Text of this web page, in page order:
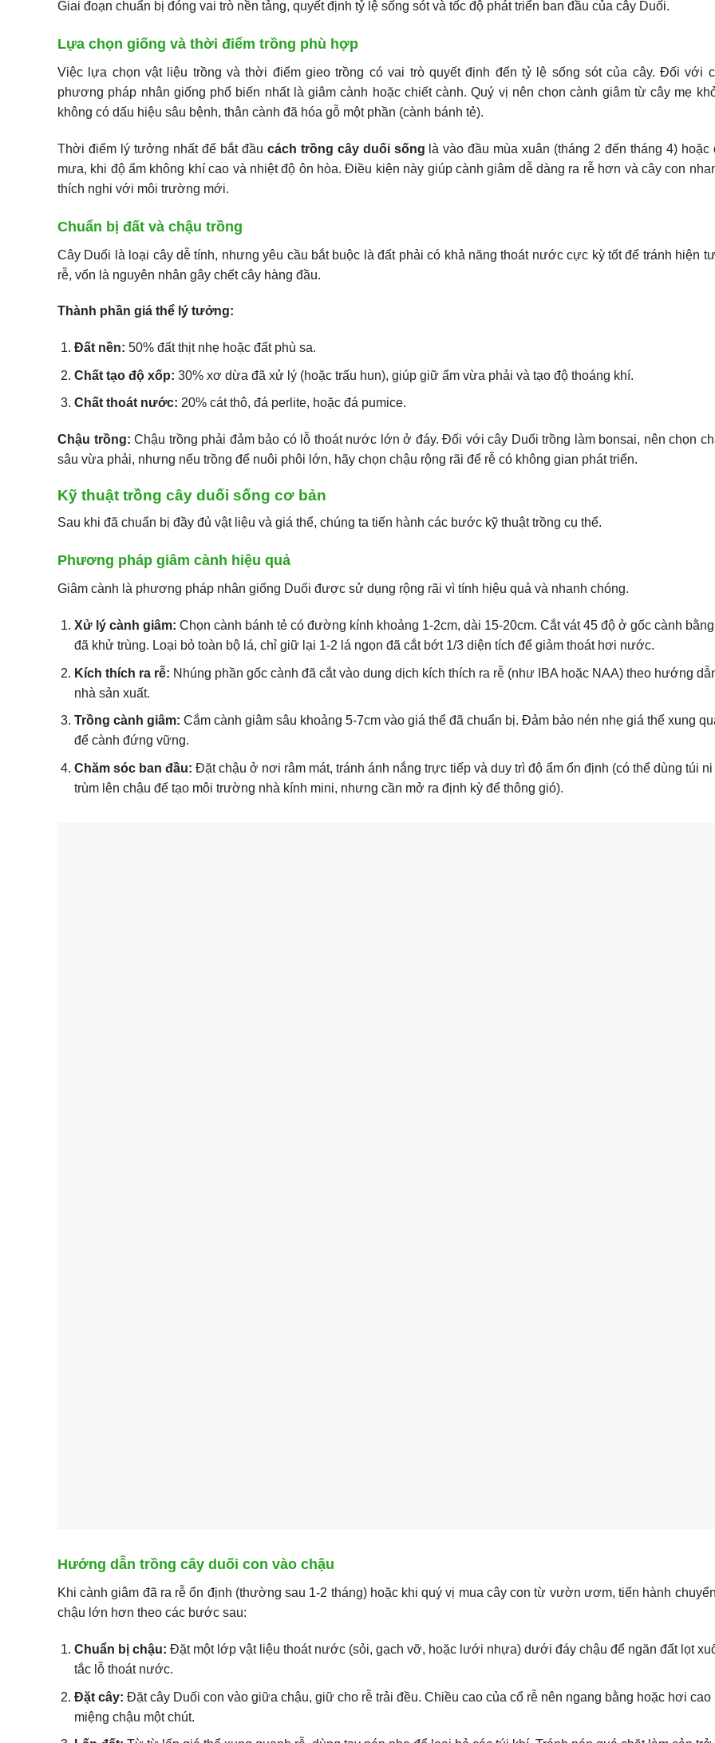
Giai đoạn chuẩn bị đóng vai trò nền tảng, quyết định tỷ lệ sống sót và tốc độ phát triển ban đầu của cây Duối.
Lựa chọn giống và thời điểm trồng phù hợp
Việc lựa chọn vật liệu trồng và thời điểm gieo trồng có vai trò quyết định đến tỷ lệ sống sót của cây. Đối với
phương pháp nhân giống phổ biến nhất là giâm cành hoặc chiết cành. Quý vị nên chọn cành giâm từ cây mẹ
không có dấu hiệu sâu bệnh, thân cành đã hóa gỗ một phần (cành bánh tẻ).
Thời điểm lý tưởng nhất để bắt đầu cách trồng cây duối sống là vào đầu mùa xuân (tháng 2 đến tháng 4) hoặc
mưa, khi độ ẩm không khí cao và nhiệt độ ôn hòa. Điều kiện này giúp cành giâm dễ dàng ra rễ hơn và cây con
thích nghi với môi trường mới.
Chuẩn bị đất và chậu trồng
Cây Duối là loại cây dễ tính, nhưng yêu cầu bắt buộc là đất phải có khả năng thoát nước cực kỳ tốt để tránh hiện
rễ, vốn là nguyên nhân gây chết cây hàng đầu.
Thành phần giá thể lý tưởng:
Đất nền: 50% đất thịt nhẹ hoặc đất phù sa.
Chất tạo độ xốp: 30% xơ dừa đã xử lý (hoặc trấu hun), giúp giữ ẩm vừa phải và tạo độ thoáng khí.
Chất thoát nước: 20% cát thô, đá perlite, hoặc đá pumice.
Chậu trồng: Chậu trồng phải đảm bảo có lỗ thoát nước lớn ở đáy. Đối với cây Duối trồng làm bonsai, nên chọn
sâu vừa phải, nhưng nếu trồng để nuôi phôi lớn, hãy chọn chậu rộng rãi để rễ có không gian phát triển.
Kỹ thuật trồng cây duối sống cơ bản
Sau khi đã chuẩn bị đầy đủ vật liệu và giá thể, chúng ta tiến hành các bước kỹ thuật trồng cụ thể.
Phương pháp giâm cành hiệu quả
Giâm cành là phương pháp nhân giống Duối được sử dụng rộng rãi vì tính hiệu quả và nhanh chóng.
Xử lý cành giâm: Chọn cành bánh tẻ có đường kính khoảng 1-2cm, dài 15-20cm. Cắt vát 45 độ ở gốc cành
đã khử trùng. Loại bỏ toàn bộ lá, chỉ giữ lại 1-2 lá ngọn đã cắt bớt 1/3 diện tích để giảm thoát hơi nước.
Kích thích ra rễ: Nhúng phần gốc cành đã cắt vào dung dịch kích thích ra rễ (như IBA hoặc NAA) theo hướng
nhà sản xuất.
Trồng cành giâm: Cắm cành giâm sâu khoảng 5-7cm vào giá thể đã chuẩn bị. Đảm bảo nén nhẹ giá thể xung
để cành đứng vững.
Chăm sóc ban đầu: Đặt chậu ở nơi râm mát, tránh ánh nắng trực tiếp và duy trì độ ẩm ổn định (có thể dùng túi ni
trùm lên chậu để tạo môi trường nhà kính mini, nhưng cần mở ra định kỳ để thông gió).
Hướng dẫn trồng cây duối con vào chậu
Khi cành giâm đã ra rễ ổn định (thường sau 1-2 tháng) hoặc khi quý vị mua cây con từ vườn ươm, tiến hành
chậu lớn hơn theo các bước sau:
Chuẩn bị chậu: Đặt một lớp vật liệu thoát nước (sỏi, gạch vỡ, hoặc lưới nhựa) dưới đáy chậu để ngăn đất lọt
tắc lỗ thoát nước.
Đặt cây: Đặt cây Duối con vào giữa chậu, giữ cho rễ trải đều. Chiều cao của cổ rễ nên ngang bằng hoặc hơi cao
miệng chậu một chút.